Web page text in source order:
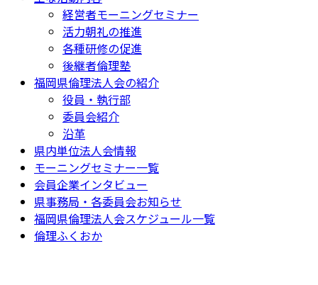
経営者モーニングセミナー
活力朝礼の推進
各種研修の促進
後継者倫理塾
福岡県倫理法人会の紹介
役員・執行部
委員会紹介
沿革
県内単位法人会情報
モーニングセミナー一覧
会員企業インタビュー
県事務局・各委員会お知らせ
福岡県倫理法人会スケジュール一覧
倫理ふくおか